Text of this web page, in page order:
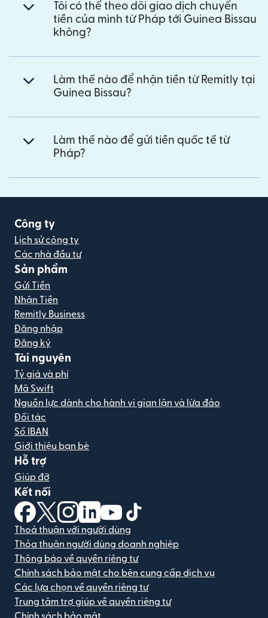
Tôi có thể theo dõi giao dịch chuyển
tiền của mình từ Pháp tới Guinea Bissau
không?
Làm thế nào để nhận tiền từ Remitly tại
Guinea Bissau?
Làm thế nào để gửi tiền quốc tế từ
Pháp?
Công ty
Lịch sử công ty
Các nhà đầu tư
Sản phẩm
Gửi Tiền
Nhận Tiền
Remitly Business
Đăng nhập
Đăng ký
Tài nguyên
Tỷ giá và phí
Mã Swift
Nguồn lực dành cho hành vi gian lận và lừa đảo
Đối tác
Số IBAN
Giới thiệu bạn bè
Hỗ trợ
Giúp đỡ
Kết nối
(mở trong cửa sổ mới)
(mở trong cửa sổ mới)
(mở trong cửa sổ mới)
(mở trong cửa sổ mới)
(mở trong cửa sổ mới)
Thoả thuận với người dùng
Thỏa thuận người dùng doanh nghiệp
Thông báo về quyền riêng tư
Chính sách bảo mật cho bên cung cấp dịch vụ
Các lựa chọn về quyền riêng tư
Trung tâm trợ giúp về quyền riêng tư